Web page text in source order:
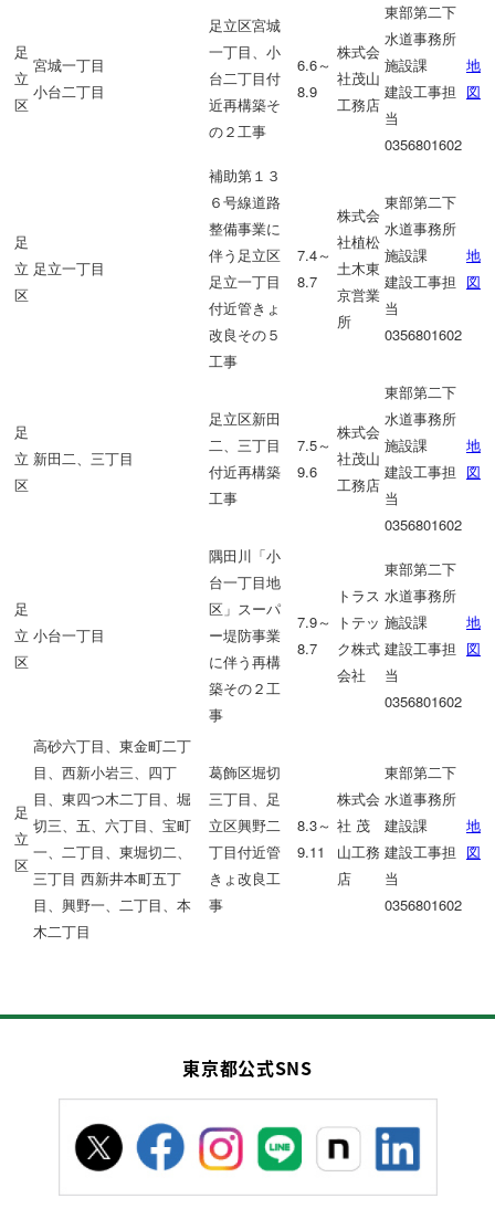
足
立
区
宮城一丁目
小台二丁目
足立区宮城
一丁目、小
台二丁目付
近再構築そ
の２工事
6.6～
8.9
株式会
社茂山
工務店
東部第二下
水道事務所
施設課
建設工事担
当
0356801602
地
図
足
立
区
足立一丁目
補助第１３
６号線道路
整備事業に
伴う足立区
足立一丁目
付近管きょ
改良その５
工事
7.4～
8.7
株式会
社植松
土木東
京営業
所
東部第二下
水道事務所
施設課
建設工事担
当
0356801602
地
図
足
立
区
新田二、三丁目
足立区新田
二、三丁目
付近再構築
工事
7.5～
9.6
株式会
社茂山
工務店
東部第二下
水道事務所
施設課
建設工事担
当
0356801602
地
図
足
立
区
小台一丁目
隅田川「小
台一丁目地
区」スーパ
ー堤防事業
に伴う再構
築その２工
事
7.9～
8.7
トラス
トテッ
ク株式
会社
東部第二下
水道事務所
施設課
建設工事担
当
0356801602
地
図
足
立
区
高砂六丁目、東金町二丁
目、西新小岩三、四丁
目、東四つ木二丁目、堀
切三、五、六丁目、宝町
一、二丁目、東堀切二、
三丁目 西新井本町五丁
目、興野一、二丁目、本
木二丁目
葛飾区堀切
三丁目、足
立区興野二
丁目付近管
きょ改良工
事
8.3～
9.11
株式会
社 茂
山工務
店
東部第二下
水道事務所
建設課
建設工事担
当
0356801602
地
図
東京都公式SNS